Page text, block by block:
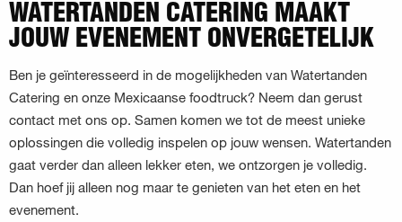
WATERTANDEN CATERING MAAKT
JOUW EVENEMENT ONVERGETELIJK
Ben je geïnteresseerd in de mogelijkheden van Watertanden
Catering en onze Mexicaanse foodtruck? Neem dan gerust
contact met ons op. Samen komen we tot de meest unieke
oplossingen die volledig inspelen op jouw wensen. Watertanden
gaat verder dan alleen lekker eten, we ontzorgen je volledig.
Dan hoef jij alleen nog maar te genieten van het eten en het
evenement.